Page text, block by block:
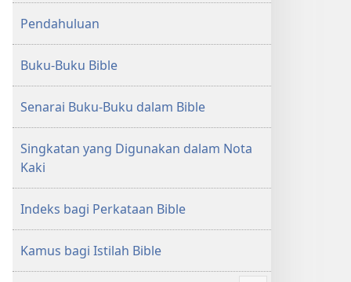
Baharu
lagi
Pendahuluan
Buku-Buku Bible
Senarai Buku-Buku dalam Bible
Singkatan yang Digunakan dalam Nota
Kaki
Indeks bagi Perkataan Bible
Kamus bagi Istilah Bible